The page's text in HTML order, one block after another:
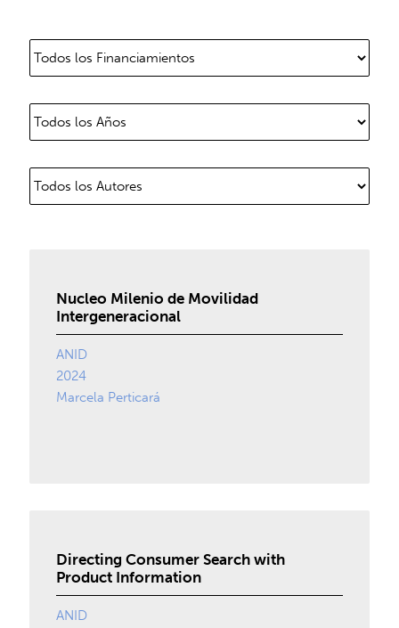
Nucleo Milenio de Movilidad
Intergeneracional
ANID
2024
Marcela Perticará
Directing Consumer Search with
Product Information
ANID